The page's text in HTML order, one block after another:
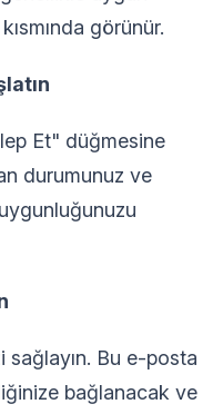
görünür.
Et" düğmesine
durumunuz ve
Bu e-posta
bağlanacak ve